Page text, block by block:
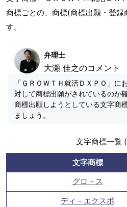
商標ごとの、商標(商標出願・登
す。
弁理士
大瀬 佳之のコメント
「ＧＲＯＷＴＨ就活ＤＸＰＯ」に
対して商標出願がされているのか
商標出願しようとしている文字商
ましょう。
文字商標一覧
文字商標
グロ－ス
ディ－エクスポ